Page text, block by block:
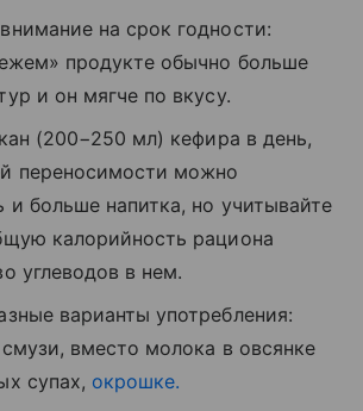
на срок годности:
продукте обычно больше
и он мягче по вкусу.
(200−250 мл) кефира в день,
переносимости можно
и больше напитка, но учитывайте
калорийность рациона
углеводов в нем.
варианты употребления:
вместо молока в овсянке
супах, окрошке.